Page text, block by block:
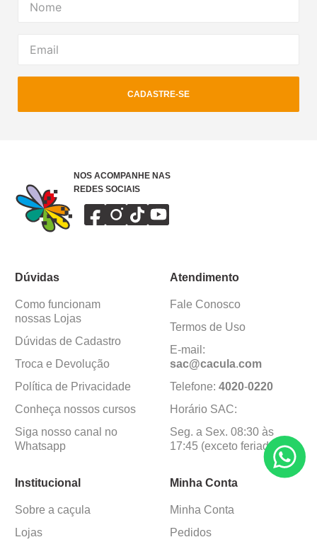
CADASTRE-SE
NOS ACOMPANHE NAS
REDES SOCIAIS
Dúvidas
Como funcionam
nossas Lojas
Dúvidas de Cadastro
Troca e Devolução
Política de Privacidade
Conheça nossos cursos
Siga nosso canal no
Whatsapp
Atendimento
Fale Conosco
Termos de Uso
E-mail:
sac@cacula.com
Telefone: 4020-0220
Horário SAC:
Seg. a Sex. 08:30 às
17:45 (exceto feriados)
Institucional
Sobre a caçula
Lojas
Minha Conta
Minha Conta
Pedidos